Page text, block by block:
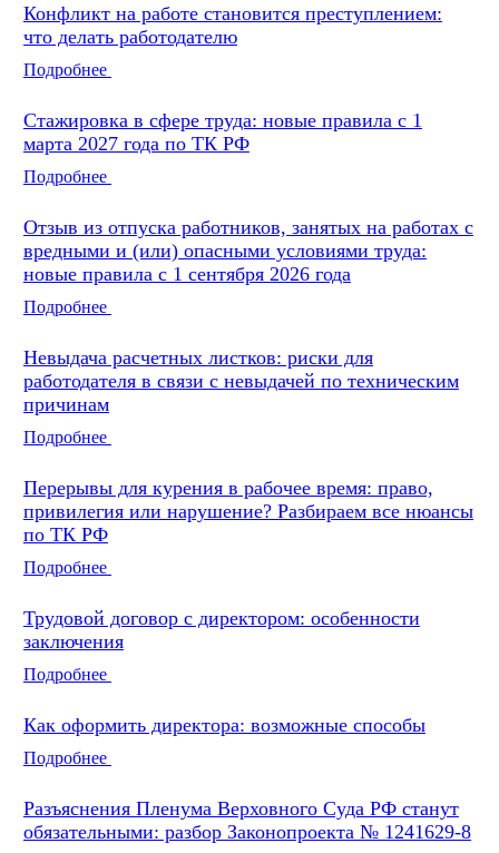
Конфликт на работе становится преступлением:
что делать работодателю
Подробнее
Стажировка в сфере труда: новые правила с 1
марта 2027 года по ТК РФ
Подробнее
Отзыв из отпуска работников, занятых на работах с
вредными и (или) опасными условиями труда:
новые правила с 1 сентября 2026 года
Подробнее
Невыдача расчетных листков: риски для
работодателя в связи с невыдачей по техническим
причинам
Подробнее
Перерывы для курения в рабочее время: право,
привилегия или нарушение? Разбираем все нюансы
по ТК РФ
Подробнее
Трудовой договор с директором: особенности
заключения
Подробнее
Как оформить директора: возможные способы
Подробнее
Разъяснения Пленума Верховного Суда РФ станут
обязательными: разбор Законопроекта № 1241629-8